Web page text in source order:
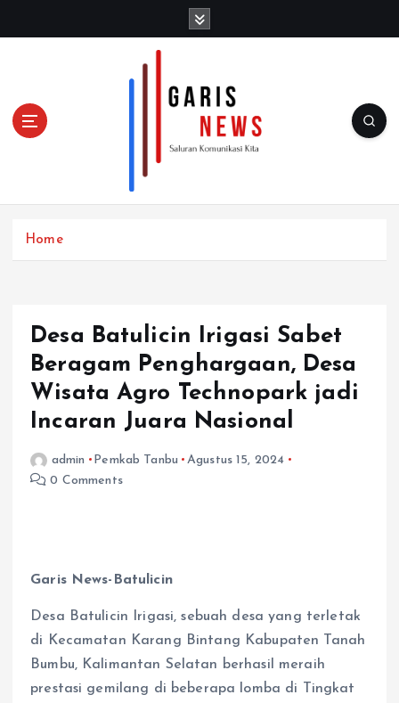
Home
Desa Batulicin Irigasi Sabet
Beragam Penghargaan, Desa
Wisata Agro Technopark jadi
Incaran Juara Nasional
admin Pemkab Tanbu
Agustus 15, 2024
0 Comments
Garis News-Batulicin
Desa Batulicin Irigasi, sebuah desa yang terletak
di Kecamatan Karang Bintang Kabupaten Tanah
Bumbu, Kalimantan Selatan berhasil meraih
prestasi gemilang di beberapa lomba di Tingkat